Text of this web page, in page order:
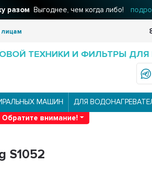
разом Выгоднее, чем когда либо!
ТЕХНИКИ И ФИЛЬТРЫ
МАШИН ДЛЯ
Обратите внимание!
S1052